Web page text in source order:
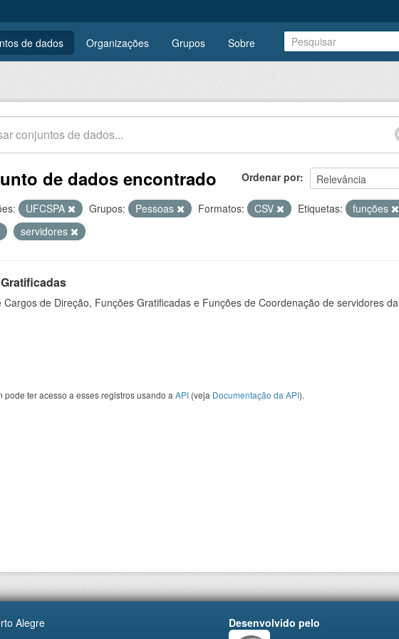
de dados Organizações Grupos Sobre
Ordenar por
de dados encontrado
UFCSPA Grupos: Pessoas Formatos: CSV Etiquetas:
funções
servidores
Cargos de Direção, Funções Gratificadas e Funções de Coordenação de servidores da
pode ter acesso a esses registros usando a API (veja Documentação da API).
Alegre
Desenvolvido pelo